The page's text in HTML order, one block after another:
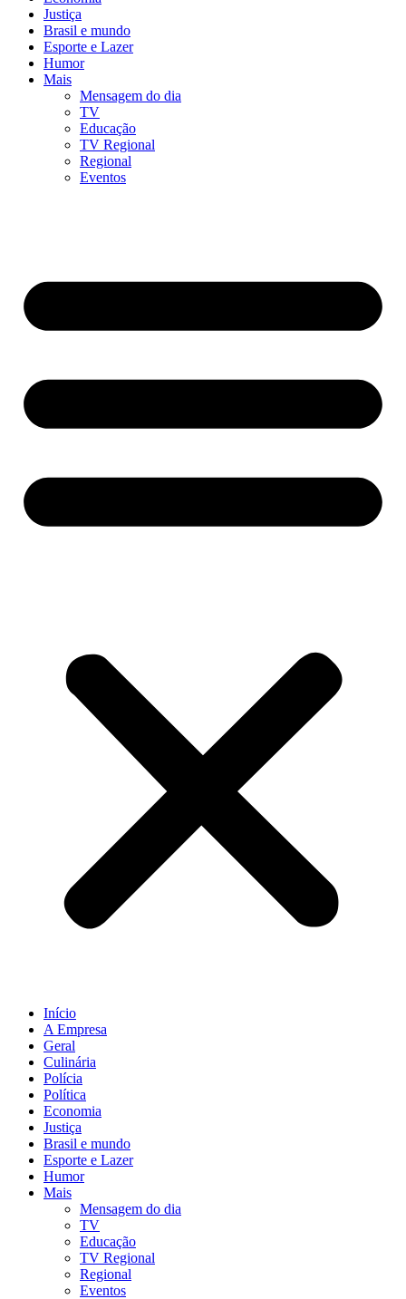
Justiça
Brasil e mundo
Esporte e Lazer
Humor
Mais
Mensagem do dia
TV
Educação
TV Regional
Regional
Eventos
Início
A Empresa
Geral
Culinária
Polícia
Política
Economia
Justiça
Brasil e mundo
Esporte e Lazer
Humor
Mais
Mensagem do dia
TV
Educação
TV Regional
Regional
Eventos